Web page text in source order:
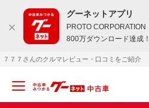
グーネットアプリ
PROTO CORPORATION
800万ダウンロード達成！
７７７さんのクルマレビュー・口コミをご紹介